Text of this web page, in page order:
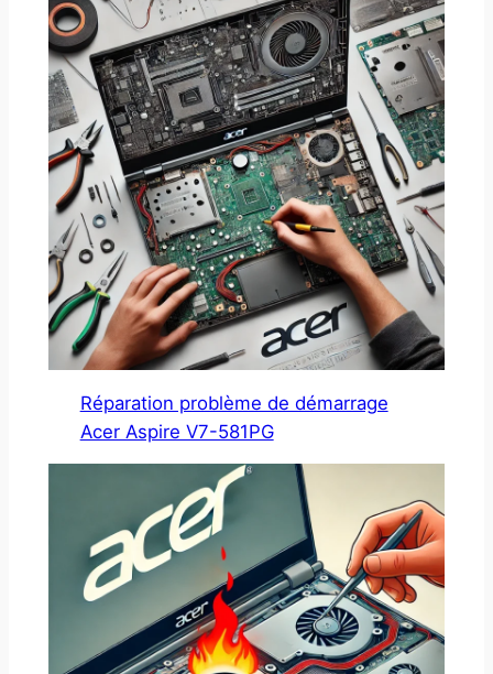
Réparation problème de démarrage
Acer Aspire V7-581PG